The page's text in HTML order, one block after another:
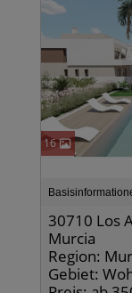
16
30710 Los
Murcia
Region:
Gebiet: